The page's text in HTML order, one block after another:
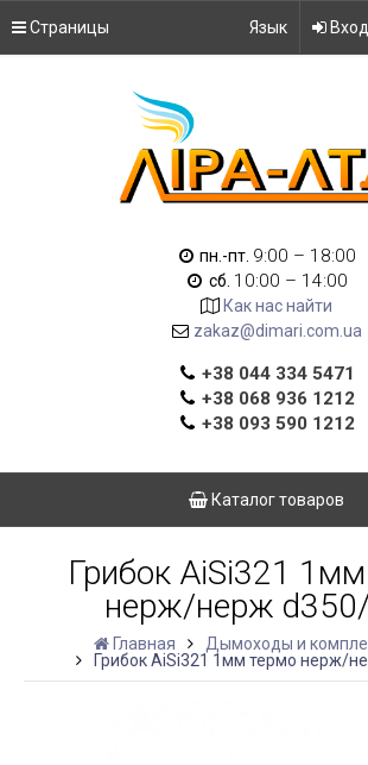
Страницы Язык Вход
пн.-пт. 9:00 – 18:00
сб. 10:00 – 14:00
Как нас найти
zakaz@dimari.com.ua
+38 044 334 5471
+38 068 936 1212
+38 093 590 1212
Каталог товаров
Грибок AiSi321
нерж/нерж
Главная
Дымоходы и
Грибок AiSi321 1мм термо нерж/